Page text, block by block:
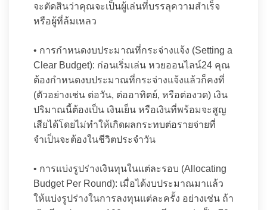
จะตัดสินว่าคุณจะเป็นผู้เล่นที่บรรลุความสำเร็จ
หรือผู้ที่ล้มเหลว
• การกำหนดงบประมาณที่กระจ่างแจ้ง (Setting a
Clear Budget): ก่อนเริ่มเล่น หวยออนไลน์24 คุณ
ต้องกำหนดงบประมาณที่กระจ่างแจ้งแล้วก็คงที่
(ตัวอย่างเช่น ต่อวัน, ต่ออาทิตย์, หรือต่องวด) เงิน
ปริมาณนี้ต้องเป็น เงินเย็น หรือเงินที่พร้อมจะสูญ
เสียได้โดยไม่ทำให้เกิดผลกระทบต่อรายจ่ายที่
จำเป็นจะต้องในชีวิตประจำวัน
• การแบ่งรูปร่างเงินทุนในแต่ละรอบ (Allocating
Budget Per Round): เมื่อได้งบประมาณมาแล้ว
ให้แบ่งรูปร่างในการลงทุนแต่ละครั้ง อย่างเช่น ถ้า